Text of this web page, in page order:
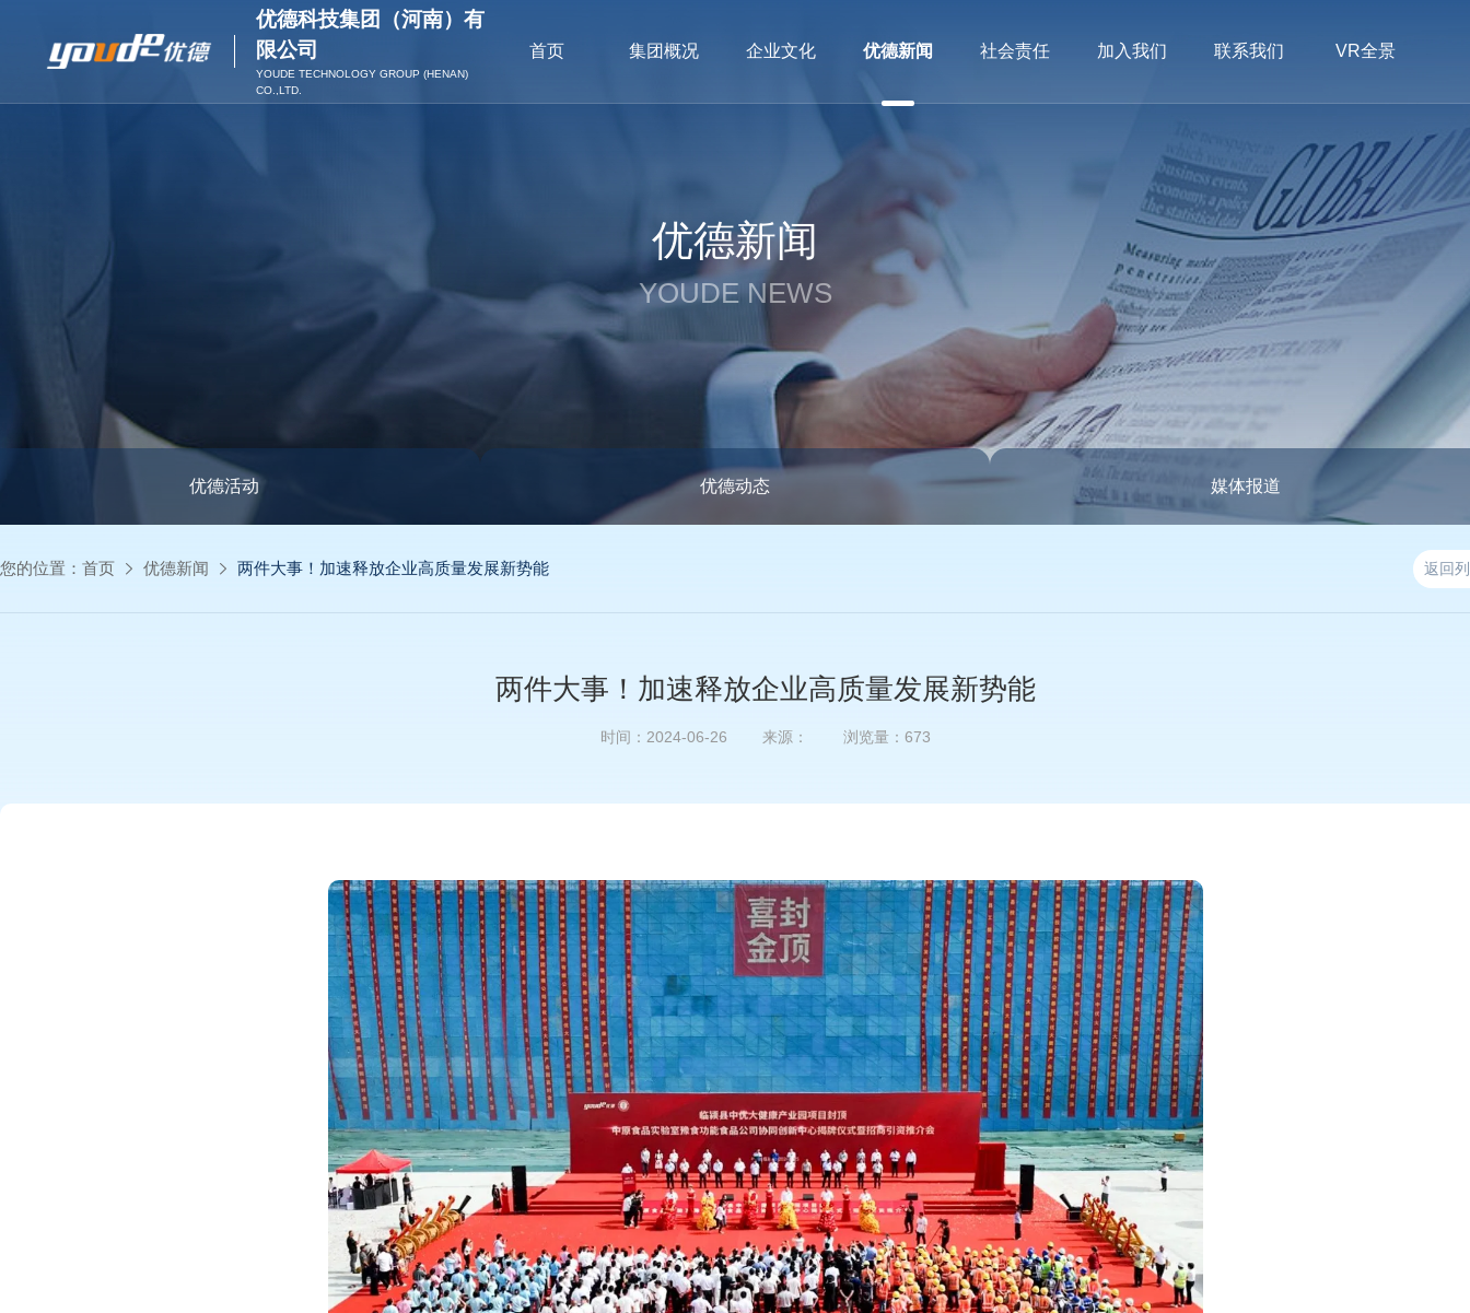
优德科技集团（河南）有
限公司
YOUDE TECHNOLOGY GROUP (HENAN)
CO.,LTD.
首页 集团概况 企业文化 优德新闻 社会责任 加入我们 联系我们 VR全景
优德新闻
YOUDE NEWS
优德活动 优德动态 媒体报道
您的位置： 首页 优德新闻 两件大事！加速释放企业高质量发展新势能 返回
两件大事！加速释放企业高质量发展新势能
时间：2024-06-26 来源： 浏览量： 673